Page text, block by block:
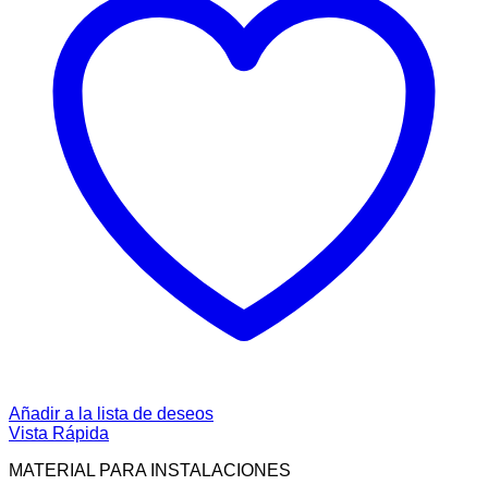
Añadir a la lista de deseos
Vista Rápida
MATERIAL PARA INSTALACIONES